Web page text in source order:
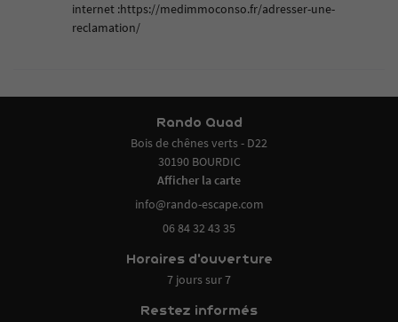
internet :https://medimmoconso.fr/adresser-une-
reclamation/
Rando Quad
Bois de chênes verts - D22
30190 BOURDIC
Afficher la carte
06 84 32 43 35
Horaires d'ouverture
7 jours sur 7
Restez informés